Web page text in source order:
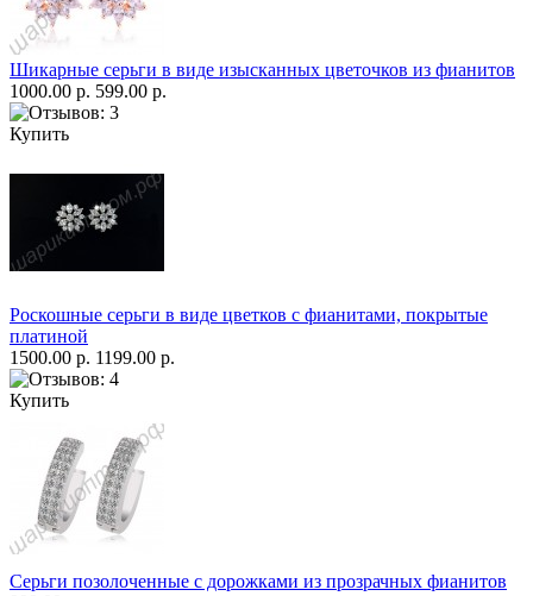
Шикарные серьги в виде изысканных цветочков из фианитов
1000.00 р. 599.00 р.
Купить
Роскошные серьги в виде цветков с фианитами, покрытые
платиной
1500.00 р. 1199.00 р.
Купить
Серьги позолоченные с дорожками из прозрачных фианитов